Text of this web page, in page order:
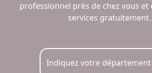
professionnel près de chez vous et
services gratuitement.
Indiquez votre département